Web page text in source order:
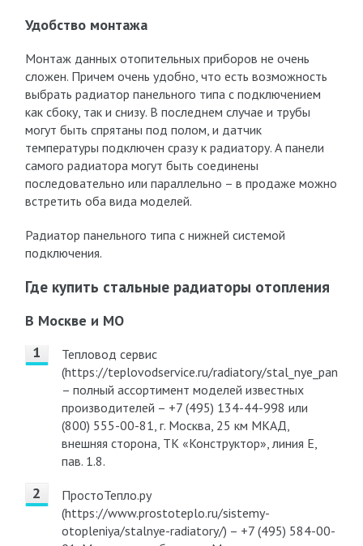
Удобство монтажа
Монтаж данных отопительных приборов не очень
сложен. Причем очень удобно, что есть возможность
выбрать радиатор панельного типа с подключением
как сбоку, так и снизу. В последнем случае и трубы
могут быть спрятаны под полом, и датчик
температуры подключен сразу к радиатору. А панели
самого радиатора могут быть соединены
последовательно или параллельно – в продаже можно
встретить оба вида моделей.
Радиатор панельного типа с нижней системой
подключения.
Где купить стальные радиаторы отопления
В Москве и МО
Тепловод сервис
(https://teplovodservice.ru/radiatory/
– полный ассортимент моделей известных
производителей – +7 (495) 134-44-998 или
(800) 555-00-81, г. Москва, 25 км МКАД,
внешняя сторона, ТК «Конструктор», линия Е,
пав. 1.8.
ПростоТепло.ру
(https://www.prostoteplo.ru/sistemy-
otopleniya/stalnye-radiatory/) – +7 (495) 584-00-